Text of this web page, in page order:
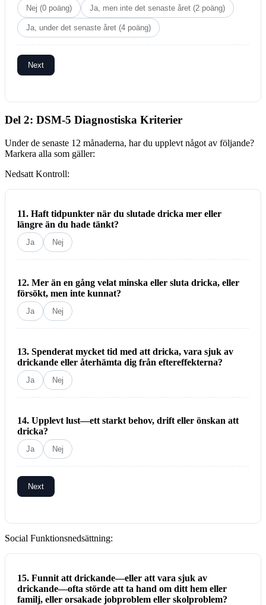
Nej (0 poäng) Ja, men inte det senaste året (2 poäng)
Ja, under det senaste året (4 poäng)
Next
Del 2: DSM-5 Diagnostiska Kriterier
Under de senaste 12 månaderna, har du upplevt något av följande?
Markera alla som gäller:
Nedsatt Kontroll:
11. Haft tidpunkter när du slutade dricka mer eller
längre än du hade tänkt?
Ja Nej
12. Mer än en gång velat minska eller sluta dricka, eller
försökt, men inte kunnat?
Ja Nej
13. Spenderat mycket tid med att dricka, vara sjuk av
drickande eller återhämta dig från eftereffekterna?
Ja Nej
14. Upplevt lust—ett starkt behov, drift eller önskan att
dricka?
Ja Nej
Next
Social Funktionsnedsättning:
15. Funnit att drickande—eller att vara sjuk av
drickande—ofta störde att ta hand om ditt hem eller
familj, eller orsakade jobproblem eller skolproblem?